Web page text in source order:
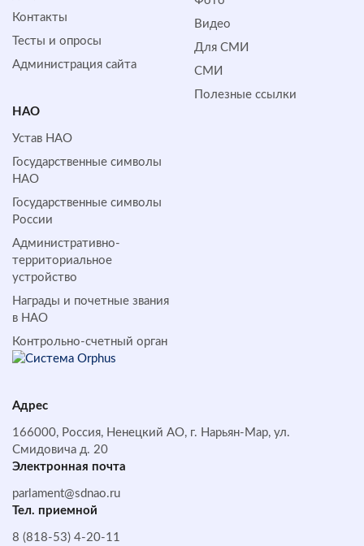
Контакты
Тесты и опросы
Администрация сайта
Видео
Для СМИ
СМИ
Полезные ссылки
НАО
Устав НАО
Государственные символы
НАО
Государственные символы
России
Административно-
территориальное
устройство
Награды и почетные звания
в НАО
Контрольно-счетный орган
Адрес
166000, Россия, Ненецкий АО, г. Нарьян-Мар, ул.
Смидовича д. 20
Электронная почта
parlament@sdnao.ru
Тел. приемной
8 (818-53) 4-20-11